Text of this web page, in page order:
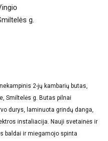
g.
2-jų kambarių butas,
Smiltelės g. Butas pilnai
durys, laminuota grindų danga,
instaliacija. Nauji svetainės ir
baldai ir miegamojo spinta